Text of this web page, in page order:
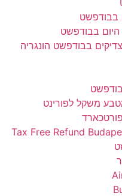
בבודפשט
היום בבודפשט
בבודפשט הונגריה
משקל לפורינט